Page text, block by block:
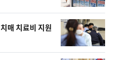
매 치료비 지원